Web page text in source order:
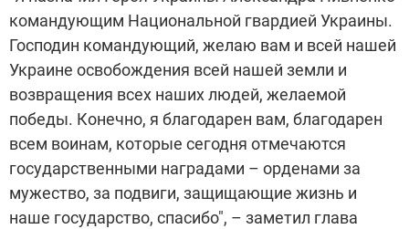
командующим Национальной гвардией Украины.
Господин командующий, желаю вам и всей нашей
Украине освобождения всей нашей земли и
возвращения всех наших людей, желаемой
победы. Конечно, я благодарен вам, благодарен
всем воинам, которые сегодня отмечаются
государственными наградами – орденами за
мужество, за подвиги, защищающие жизнь и
наше государство, спасибо", – заметил глава